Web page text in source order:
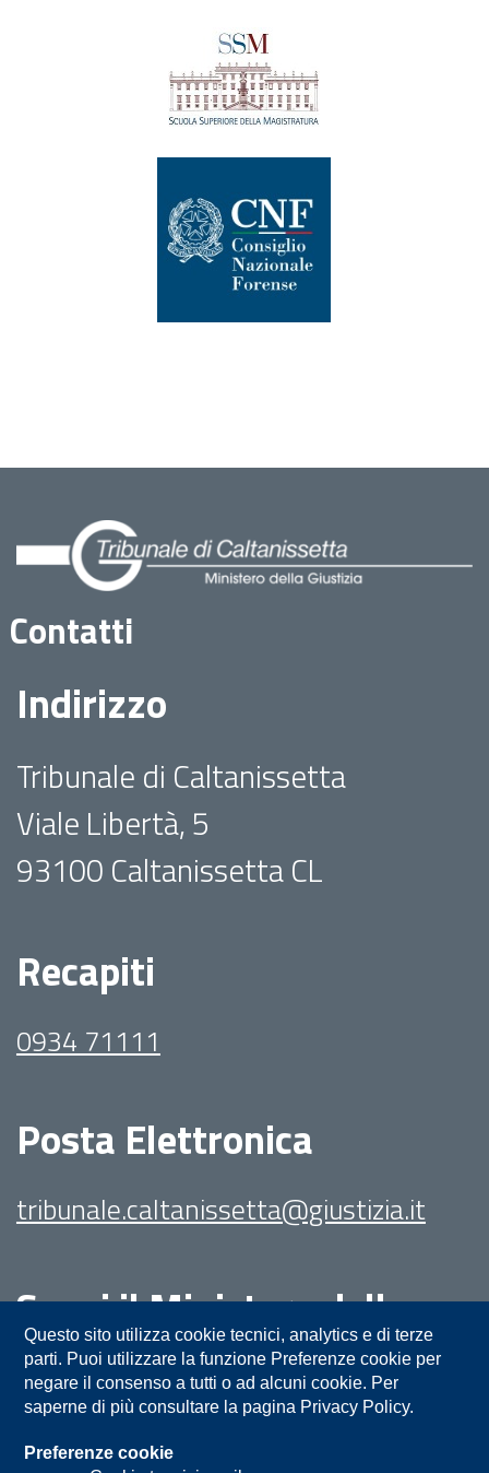
Contatti
Indirizzo
Tribunale di Caltanissetta
Viale Libertà, 5
93100 Caltanissetta CL
Recapiti
0934 71111
Posta Elettronica
tribunale.caltanissetta@giustizia.it
Segui il Ministero della
Giustizia su:
Questo sito utilizza cookie tecnici, analytics e di terze
parti. Puoi utilizzare la funzione Preferenze cookie per
negare il consenso a tutti o ad alcuni cookie. Per
saperne di più consultare la pagina Privacy Policy.
Preferenze cookie